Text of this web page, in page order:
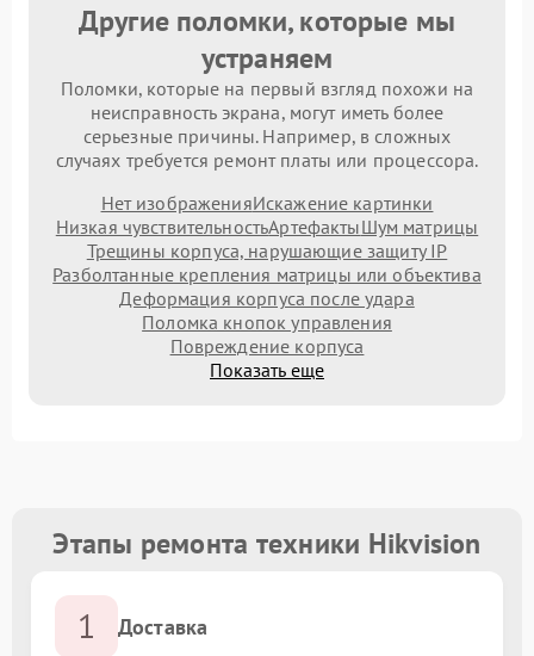
Другие поломки, которые мы
устраняем
Поломки, которые на первый взгляд похожи на
неисправность экрана, могут иметь более
серьезные причины. Например, в сложных
случаях требуется ремонт платы или процессора.
Нет изображенияИскажение картинки
Низкая чувствительностьАртефактыШум матрицы
Трещины корпуса, нарушающие защиту IP
Разболтанные крепления матрицы или объектива
Деформация корпуса после удара
Поломка кнопок управления
Повреждение корпуса
Показать еще
Этапы ремонта техники Hikvision
1 Доставка